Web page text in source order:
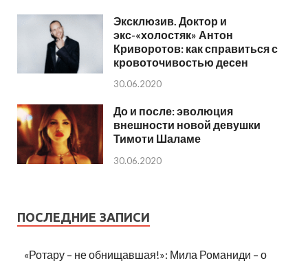
Эксклюзив. Доктор и
экс-«холостяк» Антон
Криворотов: как справиться с
кровоточивостью десен
30.06.2020
До и после: эволюция
внешности новой девушки
Тимоти Шаламе
30.06.2020
ПОСЛЕДНИЕ ЗАПИСИ
«Ротару – не обнищавшая!»: Мила Романиди – о